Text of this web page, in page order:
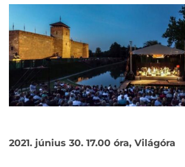
2021. június 30. 17.00 óra, Világóra